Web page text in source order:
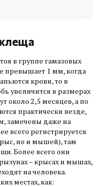
в группе гамазовых
превышает 1 мм, когда
крови, то в
увеличится в размерах
около 2,5 месяцев, а по
практически везде,
замечены даже на
всего регистрируется
но и мышей), там
Более всего они
– крысах и мышах,
на человека.
местах, как: